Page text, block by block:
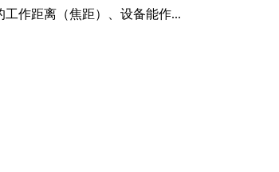
作距离（焦距）、设备能作...